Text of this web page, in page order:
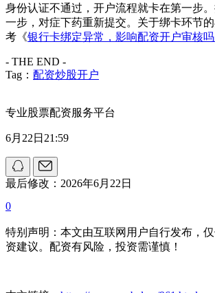
身份认证不通过，开户流程就卡在第一步
一步，对症下药重新提交。关于绑卡环节
考《银行卡绑定异常，影响配资开户审核吗
- THE END -
Tag： 配资炒股开户
专业股票配资服务平台
6月22日21:59
最后修改：2026年6月22日
0
特别声明：本文由互联网用户自行发布，
资建议。配资有风险，投资需谨慎！